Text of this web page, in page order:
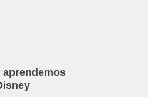
aprendemos